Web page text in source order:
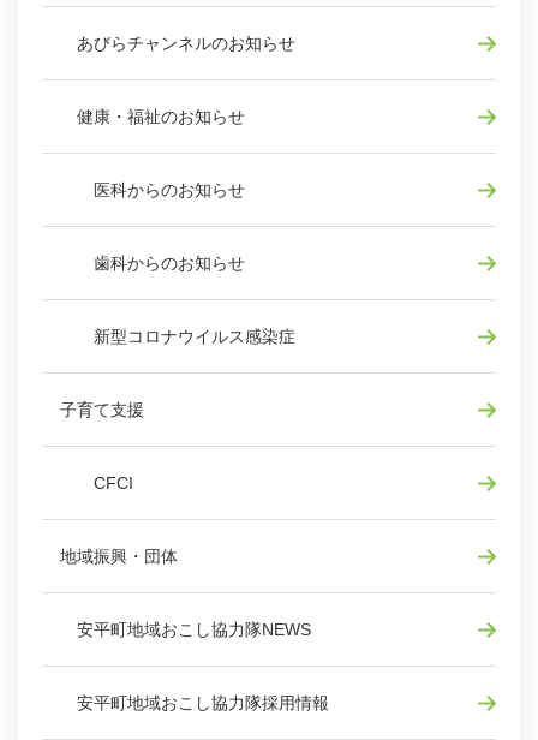
あびらチャンネルのお知らせ
健康・福祉のお知らせ
医科からのお知らせ
歯科からのお知らせ
新型コロナウイルス感染症
子育て支援
CFCI
地域振興・団体
安平町地域おこし協力隊NEWS
安平町地域おこし協力隊採用情報